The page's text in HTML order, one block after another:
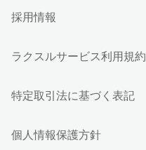
採用情報
ラクスルサービス利用規約
特定取引法に基づく表記
個人情報保護方針